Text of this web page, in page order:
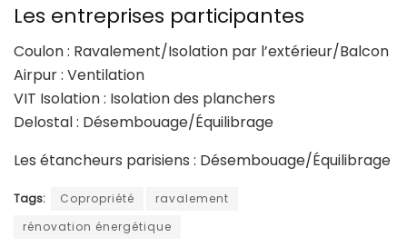
Les entreprises participantes
Coulon : Ravalement/Isolation par l’extérieur/Balcon
Airpur : Ventilation
VIT Isolation : Isolation des planchers
Delostal : Désembouage/Équilibrage
Les étancheurs parisiens : Désembouage/Équilibrage
Tags: Copropriété
ravalement
rénovation énergétique